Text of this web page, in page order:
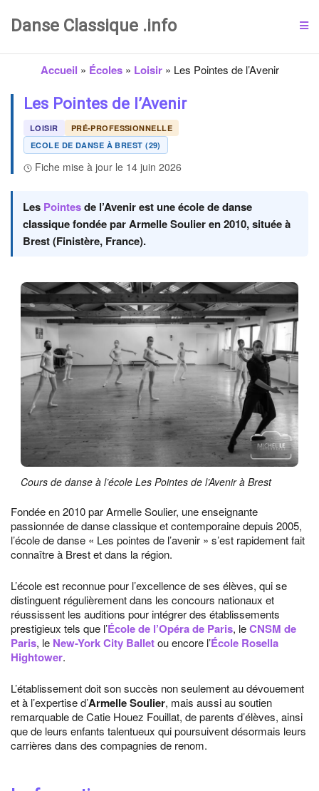
Danse Classique .info
Accueil » Écoles» Loisir» Les Pointes de l’Avenir
Les Pointes de l’Avenir
LOISIR
PRÉ-PROFESSIONNELLE
ECOLE DE DANSE À BREST (29)
Fiche mise à jour le 14 juin 2026
Les Pointesde l’Avenir est une école de danse
classique fondée par Armelle Soulier en 2010, située à
Brest (Finistère, France).
Cours de danse à l’école Les Pointes de l’Avenir à Brest
Fondée en 2010 par Armelle Soulier, une enseignante
passionnée de danse classique et contemporaine depuis 2005,
l’école de danse « Les pointes de l’avenir » s’est rapidement fait
connaître à Brest et dans la région.
L’école est reconnue pour l’excellence de ses élèves, qui se
distinguent régulièrement dans les concours nationaux et
réussissent les auditions pour intégrer des établissements
prestigieux tels que l’École de l’Opéra de Paris, leCNSM de
Paris, le New-York City Balletou encore l’École Rosella
Hightower.
L’établissement doit son succès non seulement au dévouement
et à l’expertise d’Armelle Soulier, mais aussi au soutien
remarquable de Catie Houez Fouillat, de parents d’élèves, ainsi
que de leurs enfants talentueux qui poursuivent désormais leurs
carrières dans des compagnies de renom.